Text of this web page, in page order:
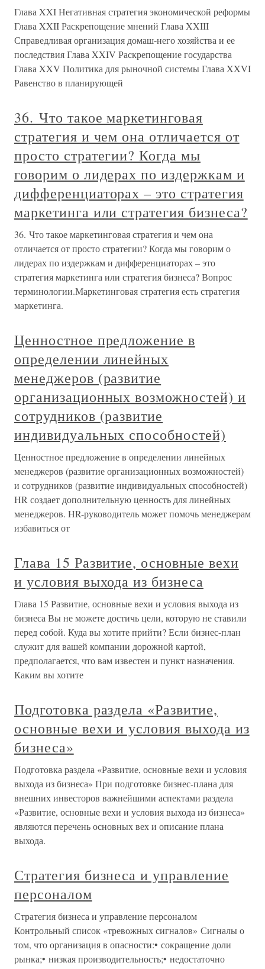
Глава XXI Негативная стратегия экономической реформы
Глава XXII Раскрепощение мнений Глава XXIII
Справедливая организация домаш-него хозяйства и ее
последствия Глава XXIV Раскрепощение государства
Глава XXV Политика для рыночной системы Глава XXVI
Равенство в планирующей
36. Что такое маркетинговая
стратегия и чем она отличается от
просто стратегии? Когда мы
говорим о лидерах по издержкам и
дифференциаторах – это стратегия
маркетинга или стратегия бизнеса?
36. Что такое маркетинговая стратегия и чем она
отличается от просто стратегии? Когда мы говорим о
лидерах по издержкам и дифференциаторах – это
стратегия маркетинга или стратегия бизнеса? Вопрос
терминологии.Маркетинговая стратегия есть стратегия
маркетинга.
Ценностное предложение в
определении линейных
менеджеров (развитие
организационных возможностей) и
сотрудников (развитие
индивидуальных способностей)
Ценностное предложение в определении линейных
менеджеров (развитие организационных возможностей)
и сотрудников (развитие индивидуальных способностей)
HR создает дополнительную ценность для линейных
менеджеров. HR-руководитель может помочь менеджерам
избавиться от
Глава 15 Развитие, основные вехи
и условия выхода из бизнеса
Глава 15 Развитие, основные вехи и условия выхода из
бизнеса Вы не можете достичь цели, которую не ставили
перед собой. Куда вы хотите прийти? Если бизнес-план
служит для вашей компании дорожной картой,
предполагается, что вам известен и пункт назначения.
Каким вы хотите
Подготовка раздела «Развитие,
основные вехи и условия выхода из
бизнеса»
Подготовка раздела «Развитие, основные вехи и условия
выхода из бизнеса» При подготовке бизнес-плана для
внешних инвесторов важнейшими аспектами раздела
«Развитие, основные вехи и условия выхода из бизнеса»
являются перечень основных вех и описание плана
выхода.
Стратегия бизнеса и управление
персоналом
Стратегия бизнеса и управление персоналом
Контрольный список «тревожных сигналов» Сигналы о
том, что организация в опасности:• сокращение доли
рынка;• низкая производительность;• недостаточно